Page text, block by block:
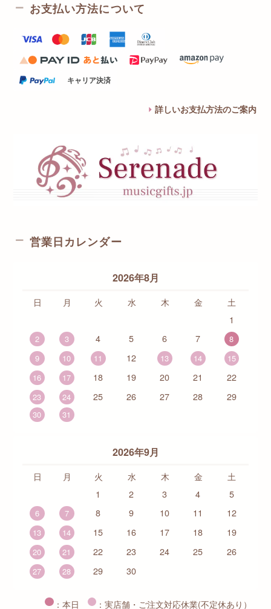
お支払い方法について
キャリア決済
詳しいお支払方法のご案内
営業日カレンダー
2026年8月
日 月 火 水 木 金
土
1
2 3 4 5 6 7
8
9
10 11 12 13 14
15
16
17 18 19 20 21 22
23 24 25 26 27 28 29
30 31
2026年9月
日 月 火 水 木 金
土
1
2 3 4 5
6 7 8 9 10 11 12
13 14 15 16 17 18 19
20 21 22 23 24 25 26
27 28 29 30
：本日 ：実店舗・ご注文対応休業(不定休あり）